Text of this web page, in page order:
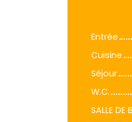
Entrée
Cuisine
Séjour
W.C.
SALLE DE